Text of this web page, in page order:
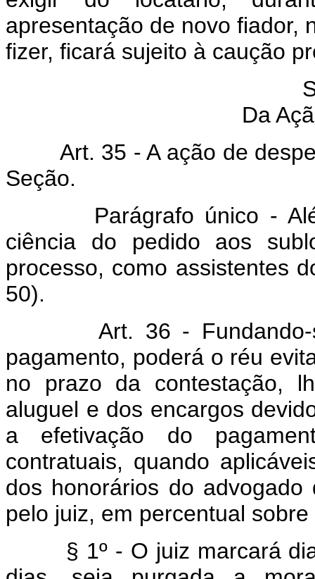
apresentação de novo fiador,
fizer, ficará sujeito à caução
Da
Art. 35 - A ação de
Seção.
Parágrafo único - Além
ciência do pedido aos
processo, como assistentes
50).
Art. 36 - Fundando-se
pagamento, poderá o réu
no prazo da contestação,
aluguel e dos encargos
a efetivação do
contratuais, quando
dos honorários do
pelo juiz, em percentual
§ 1º - O juiz marcará dia